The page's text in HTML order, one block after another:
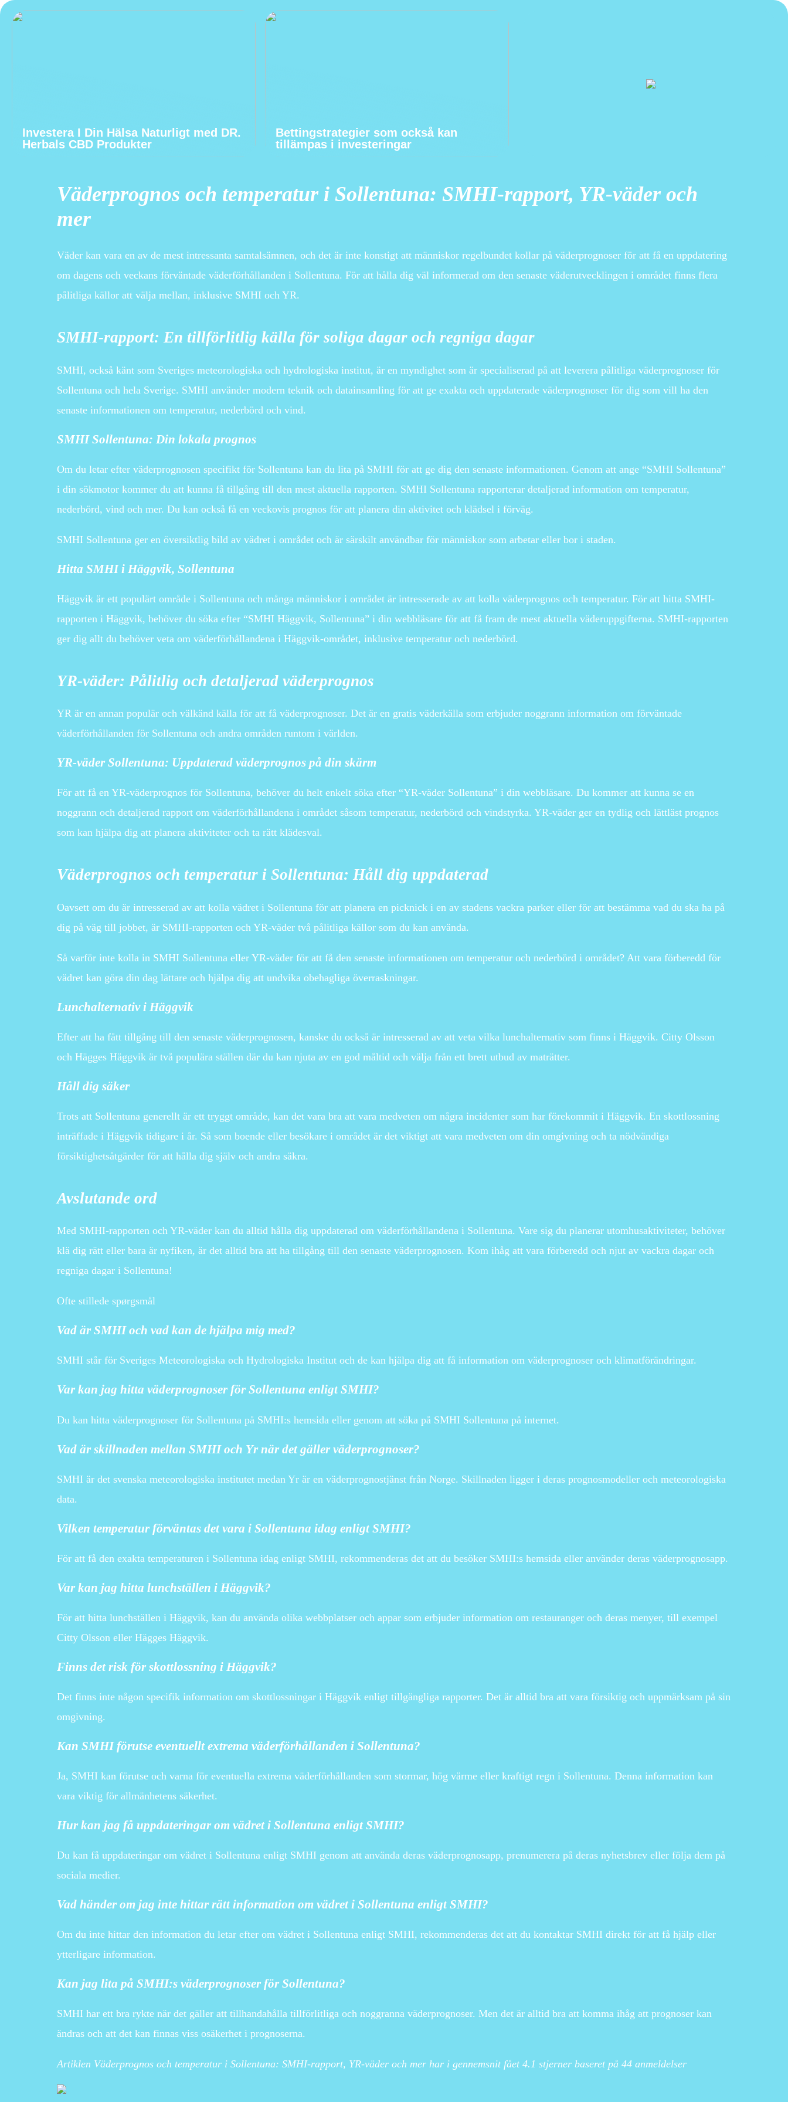
Investera I Din Hälsa Naturligt med DR.
Herbals CBD Produkter
Bettingstrategier som också kan
tillämpas i investeringar
Väderprognos och temperatur i Sollentuna: SMHI-rapport, YR-väder och
mer
Väder kan vara en av de mest intressanta samtalsämnen, och det är inte konstigt att människor regelbundet kollar på väderprognoser för att få en uppdatering
om dagens och veckans förväntade väderförhållanden i Sollentuna. För att hålla dig väl informerad om den senaste väderutvecklingen i området finns flera
pålitliga källor att välja mellan, inklusive SMHI och YR.
SMHI-rapport: En tillförlitlig källa för soliga dagar och regniga dagar
SMHI, också känt som Sveriges meteorologiska och hydrologiska institut, är en myndighet som är specialiserad på att leverera pålitliga väderprognoser för
Sollentuna och hela Sverige. SMHI använder modern teknik och datainsamling för att ge exakta och uppdaterade väderprognoser för dig som vill ha den
senaste informationen om temperatur, nederbörd och vind.
SMHI Sollentuna: Din lokala prognos
Om du letar efter väderprognosen specifikt för Sollentuna kan du lita på SMHI för att ge dig den senaste informationen. Genom att ange “SMHI Sollentuna”
i din sökmotor kommer du att kunna få tillgång till den mest aktuella rapporten. SMHI Sollentuna rapporterar detaljerad information om temperatur,
nederbörd, vind och mer. Du kan också få en veckovis prognos för att planera din aktivitet och klädsel i förväg.
SMHI Sollentuna ger en översiktlig bild av vädret i området och är särskilt användbar för människor som arbetar eller bor i staden.
Hitta SMHI i Häggvik, Sollentuna
Häggvik är ett populärt område i Sollentuna och många människor i området är intresserade av att kolla väderprognos och temperatur. För att hitta SMHI-
rapporten i Häggvik, behöver du söka efter “SMHI Häggvik, Sollentuna” i din webbläsare för att få fram de mest aktuella väderuppgifterna. SMHI-rapporten
ger dig allt du behöver veta om väderförhållandena i Häggvik-området, inklusive temperatur och nederbörd.
YR-väder: Pålitlig och detaljerad väderprognos
YR är en annan populär och välkänd källa för att få väderprognoser. Det är en gratis väderkälla som erbjuder noggrann information om förväntade
väderförhållanden för Sollentuna och andra områden runtom i världen.
YR-väder Sollentuna: Uppdaterad väderprognos på din skärm
För att få en YR-väderprognos för Sollentuna, behöver du helt enkelt söka efter “YR-väder Sollentuna” i din webbläsare. Du kommer att kunna se en
noggrann och detaljerad rapport om väderförhållandena i området såsom temperatur, nederbörd och vindstyrka. YR-väder ger en tydlig och lättläst prognos
som kan hjälpa dig att planera aktiviteter och ta rätt klädesval.
Väderprognos och temperatur i Sollentuna: Håll dig uppdaterad
Oavsett om du är intresserad av att kolla vädret i Sollentuna för att planera en picknick i en av stadens vackra parker eller för att bestämma vad du ska ha på
dig på väg till jobbet, är SMHI-rapporten och YR-väder två pålitliga källor som du kan använda.
Så varför inte kolla in SMHI Sollentuna eller YR-väder för att få den senaste informationen om temperatur och nederbörd i området? Att vara förberedd för
vädret kan göra din dag lättare och hjälpa dig att undvika obehagliga överraskningar.
Lunchalternativ i Häggvik
Efter att ha fått tillgång till den senaste väderprognosen, kanske du också är intresserad av att veta vilka lunchalternativ som finns i Häggvik. Citty Olsson
och Hägges Häggvik är två populära ställen där du kan njuta av en god måltid och välja från ett brett utbud av maträtter.
Håll dig säker
Trots att Sollentuna generellt är ett tryggt område, kan det vara bra att vara medveten om några incidenter som har förekommit i Häggvik. En skottlossning
inträffade i Häggvik tidigare i år. Så som boende eller besökare i området är det viktigt att vara medveten om din omgivning och ta nödvändiga
försiktighetsåtgärder för att hålla dig själv och andra säkra.
Avslutande ord
Med SMHI-rapporten och YR-väder kan du alltid hålla dig uppdaterad om väderförhållandena i Sollentuna. Vare sig du planerar utomhusaktiviteter, behöver
klä dig rätt eller bara är nyfiken, är det alltid bra att ha tillgång till den senaste väderprognosen. Kom ihåg att vara förberedd och njut av vackra dagar och
regniga dagar i Sollentuna!
Ofte stillede spørgsmål
Vad är SMHI och vad kan de hjälpa mig med?
SMHI står för Sveriges Meteorologiska och Hydrologiska Institut och de kan hjälpa dig att få information om väderprognoser och klimatförändringar.
Var kan jag hitta väderprognoser för Sollentuna enligt SMHI?
Du kan hitta väderprognoser för Sollentuna på SMHI:s hemsida eller genom att söka på SMHI Sollentuna på internet.
Vad är skillnaden mellan SMHI och Yr när det gäller väderprognoser?
SMHI är det svenska meteorologiska institutet medan Yr är en väderprognostjänst från Norge. Skillnaden ligger i deras prognosmodeller och meteorologiska
data.
Vilken temperatur förväntas det vara i Sollentuna idag enligt SMHI?
För att få den exakta temperaturen i Sollentuna idag enligt SMHI, rekommenderas det att du besöker SMHI:s hemsida eller använder deras väderprognosapp.
Var kan jag hitta lunchställen i Häggvik?
För att hitta lunchställen i Häggvik, kan du använda olika webbplatser och appar som erbjuder information om restauranger och deras menyer, till exempel
Citty Olsson eller Hägges Häggvik.
Finns det risk för skottlossning i Häggvik?
Det finns inte någon specifik information om skottlossningar i Häggvik enligt tillgängliga rapporter. Det är alltid bra att vara försiktig och uppmärksam på sin
omgivning.
Kan SMHI förutse eventuellt extrema väderförhållanden i Sollentuna?
Ja, SMHI kan förutse och varna för eventuella extrema väderförhållanden som stormar, hög värme eller kraftigt regn i Sollentuna. Denna information kan
vara viktig för allmänhetens säkerhet.
Hur kan jag få uppdateringar om vädret i Sollentuna enligt SMHI?
Du kan få uppdateringar om vädret i Sollentuna enligt SMHI genom att använda deras väderprognosapp, prenumerera på deras nyhetsbrev eller följa dem på
sociala medier.
Vad händer om jag inte hittar rätt information om vädret i Sollentuna enligt SMHI?
Om du inte hittar den information du letar efter om vädret i Sollentuna enligt SMHI, rekommenderas det att du kontaktar SMHI direkt för att få hjälp eller
ytterligare information.
Kan jag lita på SMHI:s väderprognoser för Sollentuna?
SMHI har ett bra rykte när det gäller att tillhandahålla tillförlitliga och noggranna väderprognoser. Men det är alltid bra att komma ihåg att prognoser kan
ändras och att det kan finnas viss osäkerhet i prognoserna.
Artiklen Väderprognos och temperatur i Sollentuna: SMHI-rapport, YR-väder och mer har i gennemsnit fået 4.1 stjerner baseret på 44 anmeldelser